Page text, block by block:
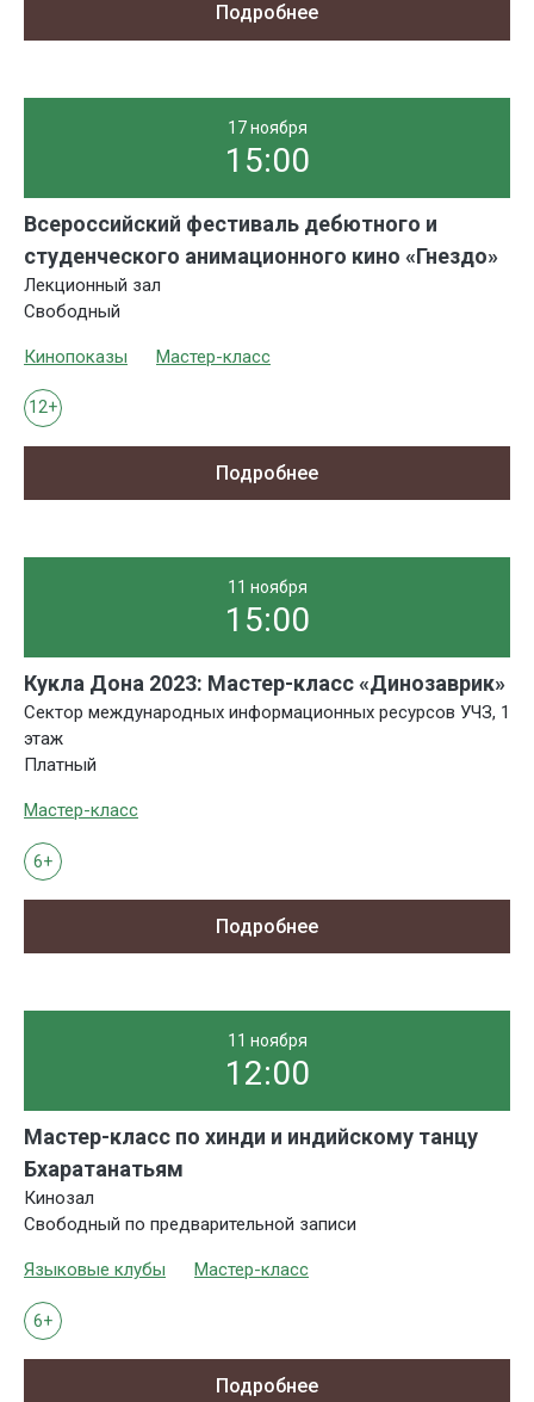
Подробнее
17 ноября
15:00
Всероссийский фестиваль дебютного и
студенческого анимационного кино «Гнездо»
Лекционный зал
Свободный
Кинопоказы Мастер-класс
12+
Подробнее
11 ноября
15:00
Кукла Дона 2023: Мастер-класс «Динозаврик»
Сектор международных информационных ресурсов УЧЗ, 1
этаж
Платный
Мастер-класс
6+
Подробнее
11 ноября
12:00
Мастер-класс по хинди и индийскому танцу
Бхаратанатьям
Кинозал
Свободный по предварительной записи
Языковые клубы Мастер-класс
6+
Подробнее